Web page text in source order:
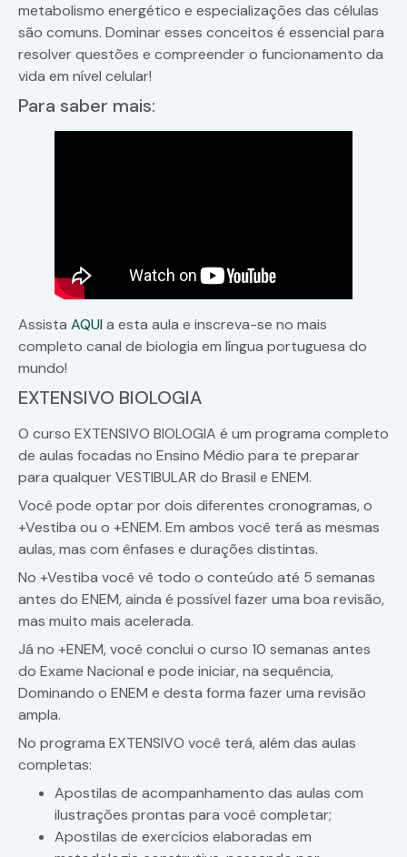
metabolismo energético e especializações das células
são comuns. Dominar esses conceitos é essencial para
resolver questões e compreender o funcionamento da
vida em nível celular!
Para saber mais:
Assista AQUI a esta aula e inscreva-se no mais
completo canal de biologia em língua portuguesa do
mundo!
EXTENSIVO BIOLOGIA
O curso EXTENSIVO BIOLOGIA é um programa completo
de aulas focadas no Ensino Médio para te preparar
para qualquer VESTIBULAR do Brasil e ENEM.
Você pode optar por dois diferentes cronogramas, o
+Vestiba ou o +ENEM. Em ambos você terá as mesmas
aulas, mas com ênfases e durações distintas.
No +Vestiba você vê todo o conteúdo até 5 semanas
antes do ENEM, ainda é possível fazer uma boa revisão,
mas muito mais acelerada.
Já no +ENEM, você conclui o curso 10 semanas antes
do Exame Nacional e pode iniciar, na sequência,
Dominando o ENEM e desta forma fazer uma revisão
ampla.
No programa EXTENSIVO você terá, além das aulas
completas:
Apostilas de acompanhamento das aulas com
ilustrações prontas para você completar;
Apostilas de exercícios elaboradas em